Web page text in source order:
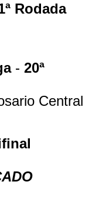
Rodada
- 20ª
Central